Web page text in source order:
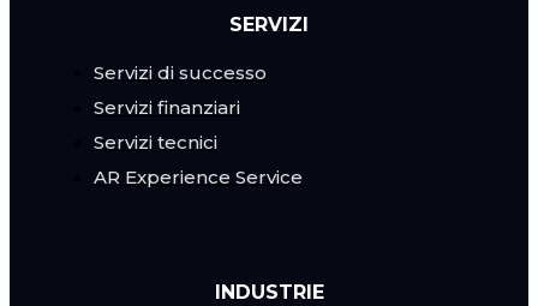
SERVIZI
Servizi di successo
Servizi finanziari
Servizi tecnici
AR Experience Service
INDUSTRIE